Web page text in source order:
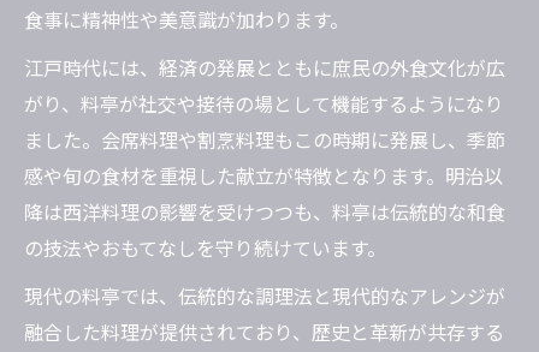
食事に精神性や美意識が加わります。
江戸時代には、経済の発展とともに庶民の外食文化が広
がり、料亭が社交や接待の場として機能するようになり
ました。会席料理や割烹料理もこの時期に発展し、季節
感や旬の食材を重視した献立が特徴となります。明治以
降は西洋料理の影響を受けつつも、料亭は伝統的な和食
の技法やおもてなしを守り続けています。
現代の料亭では、伝統的な調理法と現代的なアレンジが
融合した料理が提供されており、歴史と革新が共存する